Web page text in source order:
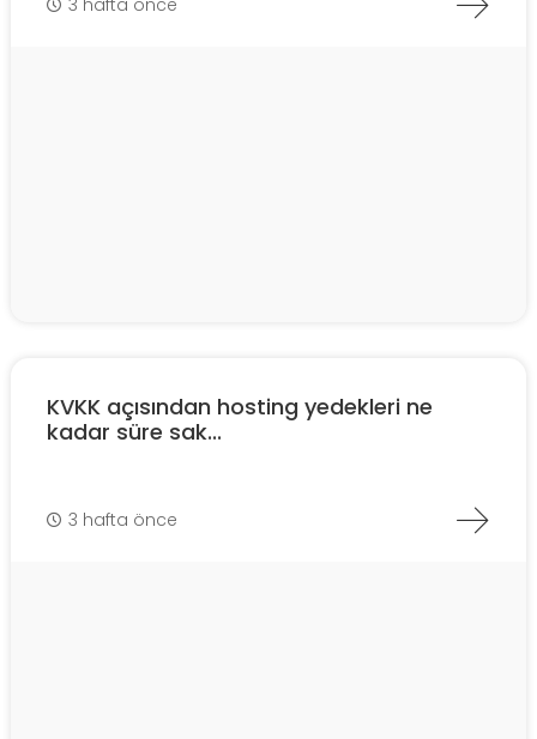
KVKK açısından hosting yedekleri ne
kadar süre sak...
3 hafta önce